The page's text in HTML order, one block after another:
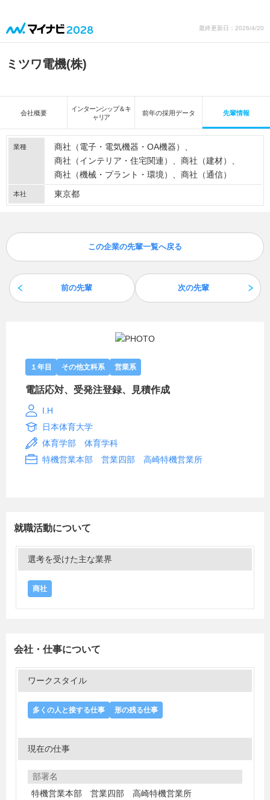
最終更新日：2026/4/20
ミツワ電機(株)
会社概要
インターンシップ＆キ
ャリア
前年の採用データ 先輩情報
業種
商社（電子・電気機器・OA機器）
商社（インテリア・住宅関連）
商社（建材）
商社（機械・プラント・環境）
商社（通信）
本社 東京都
前の先輩
この企業の先輩一覧へ戻る
次の先輩
１年目 その他文科系 営業系
電話応対、受発注登録、見積作成
I.H
日本体育大学
体育学部 体育学科
特機営業本部 営業四部 高崎特機営業所
就職活動について
選考を受けた主な業界
商社
会社・仕事について
ワークスタイル
多くの人と接する仕事 形の残る仕事
現在の仕事
部署名
特機営業本部 営業四部 高崎特機営業所